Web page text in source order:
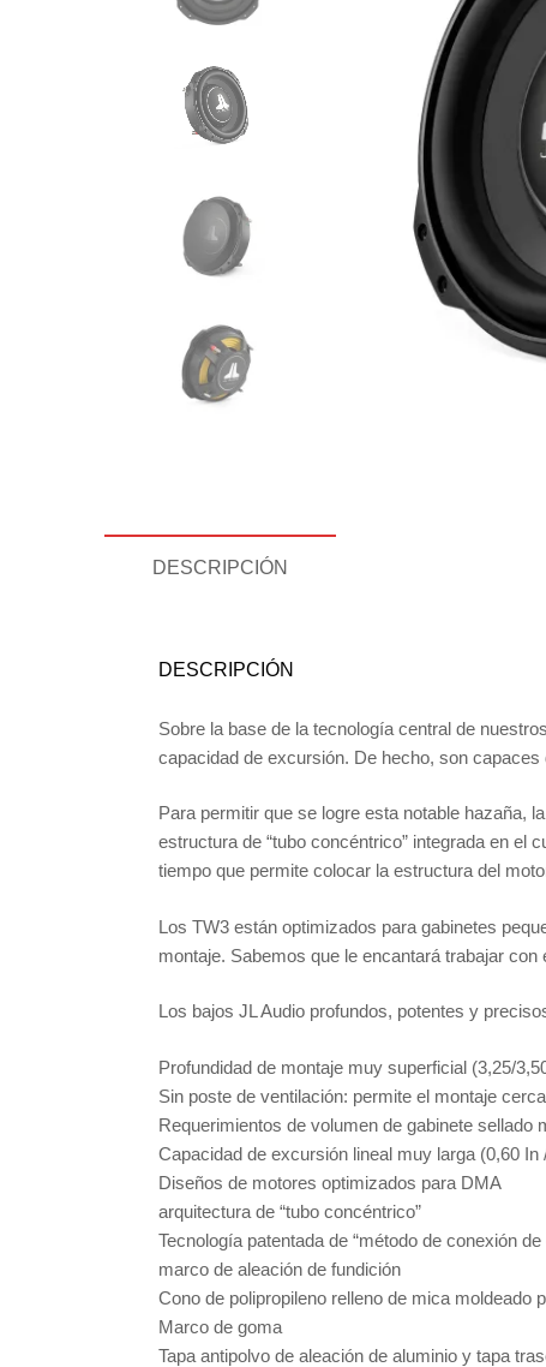
DESCRIPCIÓN
DESCRIPCIÓN
Sobre la base de la tecnología central de
capacidad de excursión. De hecho, son
Para permitir que se logre esta notable hazaña,
estructura de “tubo concéntrico” integrada en el
tiempo que permite colocar la estructura del
Los TW3 están optimizados para gabinetes
montaje. Sabemos que le encantará trabajar
Los bajos JL Audio profundos, potentes y
Profundidad de montaje muy superficial (3,25/
Sin poste de ventilación: permite el montaje
Requerimientos de volumen de gabinete sellado
Capacidad de excursión lineal muy larga (0,60
Diseños de motores optimizados para DMA
arquitectura de “tubo concéntrico”
Tecnología patentada de “método de conexión de
marco de aleación de fundición
Cono de polipropileno relleno de mica moldeado
Marco de goma
Tapa antipolvo de aleación de aluminio y tapa